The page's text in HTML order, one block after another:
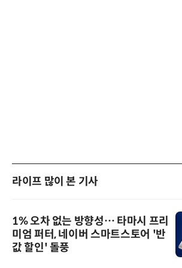
라이프 많이 본 기사
1% 오차 없는 방향성… 타마시 프리
미엄 퍼터, 네이버 스마트스토어 '반
값 할인' 돌풍